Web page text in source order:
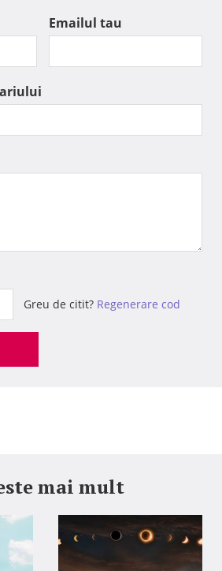
Emailul tau
Greu de citit? Regenerare cod
mai mult